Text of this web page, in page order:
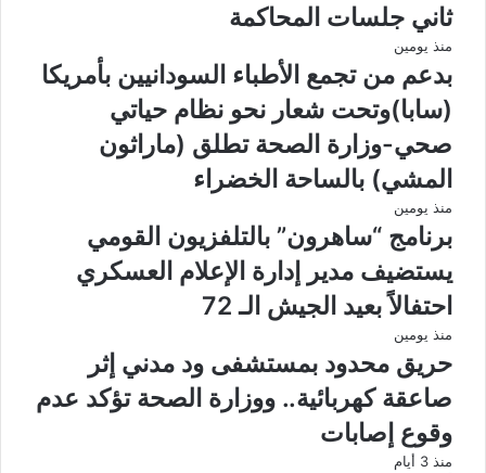
ثاني جلسات المحاكمة
منذ يومين
بدعم من تجمع الأطباء السودانيين بأمريكا
(سابا)وتحت شعار نحو نظام حياتي
صحي-وزارة الصحة تطلق (ماراثون
المشي) بالساحة الخضراء
منذ يومين
برنامج “ساهرون” بالتلفزيون القومي
يستضيف مدير إدارة الإعلام العسكري
احتفالاً بعيد الجيش الـ 72
منذ يومين
حريق محدود بمستشفى ود مدني إثر
صاعقة كهربائية.. ووزارة الصحة تؤكد عدم
وقوع إصابات
منذ 3 أيام